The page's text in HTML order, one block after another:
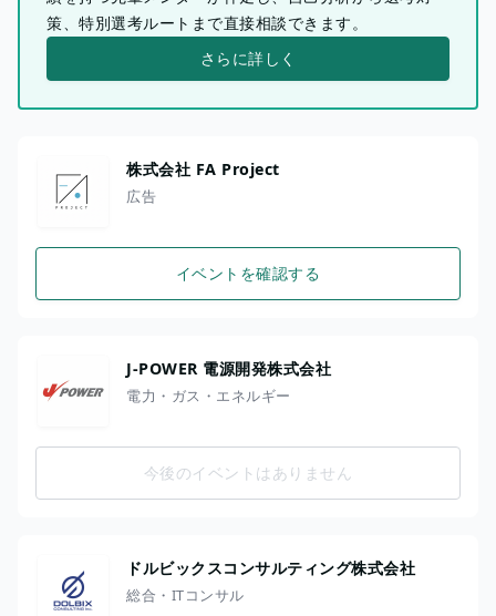
策、特別選考ルートまで直接相談できます。
さらに詳しく
株式会社 FA Project
広告
イベントを確認する
J-POWER 電源開発株式会社
電力・ガス・エネルギー
今後のイベントはありません
ドルビックスコンサルティング株式会社
総合・ITコンサル